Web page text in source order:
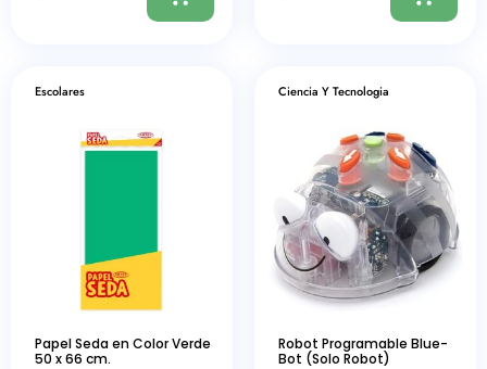
Escolares
Papel Seda en Color Verde
50 x 66 cm.
Ciencia Y Tecnologia
Robot Programable Blue-
Bot (Solo Robot)